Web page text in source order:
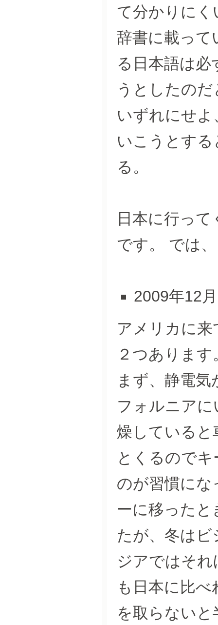
て分かりにく
辞書に載って
る日本語は
うとしたの
いずれにせよ
いこうとす
る。
日本に行っ
です。 では
2009年12
アメリカに
２つあります
まず、静電
フォルニア
燥している
とくるので
のが習慣に
ーに移った
たが、冬は
ジアではそ
も日本に比
を取らない